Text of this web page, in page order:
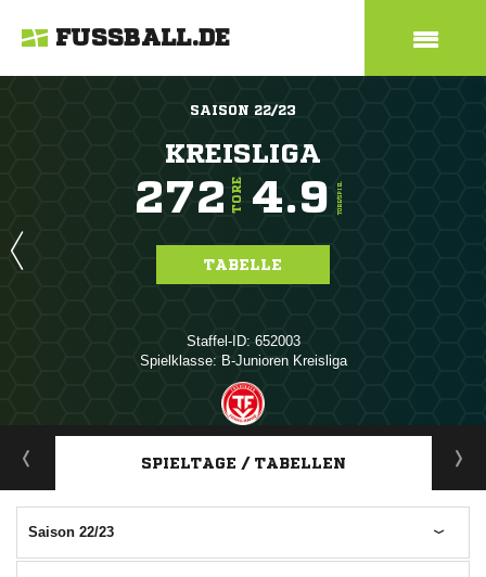
FUSSBALL.DE
SAISON 22/23
KREISLIGA
272 TORE 4.9 TORE/SPIEL
TABELLE
Staffel-ID: 652003
Spielklasse: B-Junioren Kreisliga
ANZEIGE
SPIELTAGE / TABELLEN
Saison 22/23